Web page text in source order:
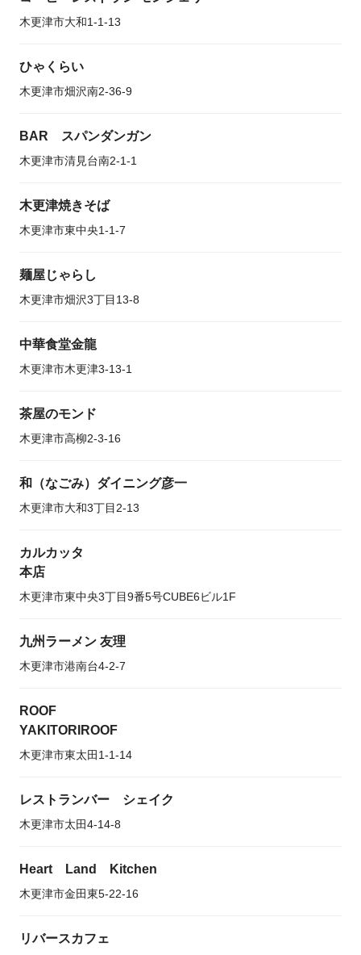
木更津市大和1-1-13
ひゃくらい
木更津市畑沢南2-36-9
BAR スパンダンガン
木更津市清見台南2-1-1
木更津焼きそば
木更津市東中央1-1-7
麺屋じゃらし
木更津市畑沢3丁目13-8
中華食堂金龍
木更津市木更津3-13-1
茶屋のモンド
木更津市高柳2-3-16
和（なごみ）ダイニング彦一
木更津市大和3丁目2-13
カルカッタ
本店
木更津市東中央3丁目9番5号CUBE6ビル1F
九州ラーメン 友理
木更津市港南台4-2-7
ROOF
YAKITORIROOF
木更津市東太田1-1-14
レストランバー シェイク
木更津市太田4-14-8
Heart Land Kitchen
木更津市金田東5-22-16
リバースカフェ